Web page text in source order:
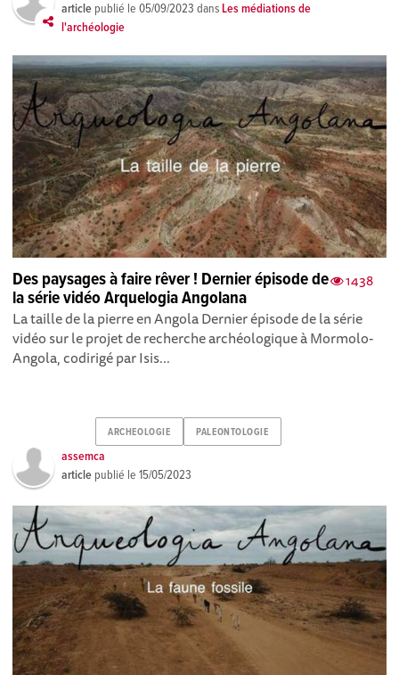
article publié le05/09/2023 dansLes médiations de
l'archéologie
1438
Des paysages à faire rêver ! Dernier épisode de
la série vidéo Arquelogia Angolana
La taille de la pierre en Angola Dernier épisode de la série
vidéo sur le projet de recherche archéologique à Mormolo-
Angola, codirigé par Isis...
ARCHEOLOGIE PALEONTOLOGIE
assemca
article publié le15/05/2023